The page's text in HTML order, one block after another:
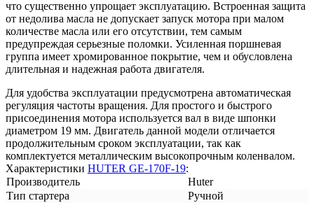
что существенно упрощает эксплуатацию. Встроенная защита
от недолива масла не допускает запуск мотора при малом
количестве масла или его отсутствии, тем самым
предупреждая серьезные поломки. Усиленная поршневая
группа имеет хромированное покрытие, чем и обусловлена
длительная и надежная работа двигателя.
Для удобства эксплуатации предусмотрена автоматическая
регуляция частоты вращения. Для простого и быстрого
присоединения мотора используется вал в виде шпонки
диаметром 19 мм. Двигатель данной модели отличается
продолжительным сроком эксплуатации, так как
комплектуется металлическим высокопрочным коленвалом.
Характеристики HUTER GE-170F-19:
Производитель
Huter
Тип стартера
Ручной